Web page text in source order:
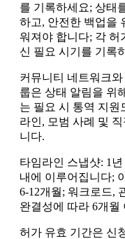
를 기록하세요; 상태
하고, 안전한 백업을
워져야 합니다; 각 허
신 필요 시기를 기록
커뮤니티 네트워크
룹은 상태 알림을 위
는 필요 시 통역 지원
라인, 모범 사례 및
니다.
타임라인 스냅샷: 1
내에 이루어집니다;
6-12개월; 워크로드,
완결성에 따라 6개월
허가 유효 기간은 신